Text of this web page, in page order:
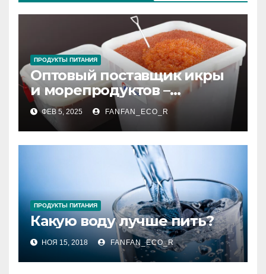
ПРОДУКТЫ ПИТАНИЯ
Оптовый поставщик икры
и морепродуктов –
качество и надежность
ФЕВ 5, 2025 FANFAN_ECO_R
ПРОДУКТЫ ПИТАНИЯ
Какую воду лучше пить?
НОЯ 15, 2018 FANFAN_ECO_R